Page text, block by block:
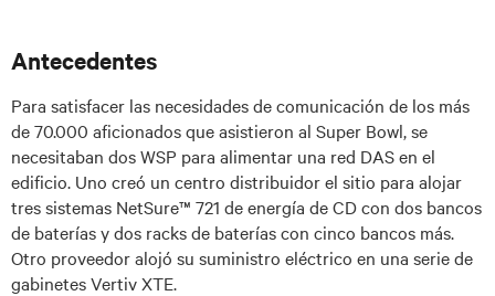
Antecedentes
Para satisfacer las necesidades de comunicación de los más
de 70.000 aficionados que asistieron al Super Bowl, se
necesitaban dos WSP para alimentar una red DAS en el
edificio. Uno creó un centro distribuidor el sitio para alojar
tres sistemas NetSure™ 721 de energía de CD con dos bancos
de baterías y dos racks de baterías con cinco bancos más.
Otro proveedor alojó su suministro eléctrico en una serie de
gabinetes Vertiv XTE.